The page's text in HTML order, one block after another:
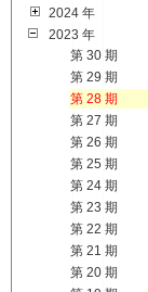
2024 年
2023 年
第 30 期
第 29 期
第 28 期
第 27 期
第 26 期
第 25 期
第 24 期
第 23 期
第 22 期
第 21 期
第 20 期